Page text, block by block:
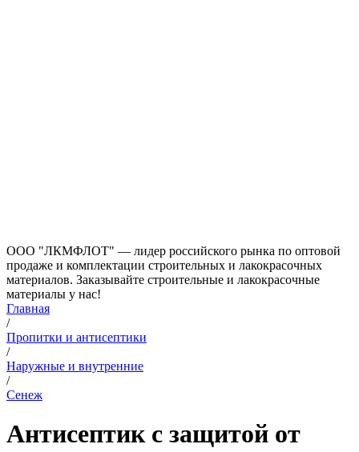
ООО "ЛКМФЛОТ" — лидер российского рынка по оптовой
продаже и комплектации строительных и лакокрасочных
материалов. Заказывайте строительные и лакокрасочные
материалы у нас!
Главная
/
Пропитки и антисептики
/
Наружные и внутренние
/
Сенеж
Антисептик с защитой от